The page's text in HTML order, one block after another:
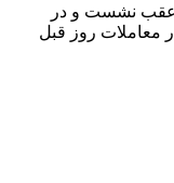
۹۳ هزار تومان عقب نشست و در
شد. در معاملات روز قبل